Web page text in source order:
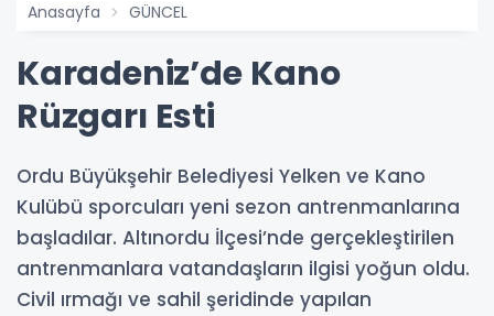
Anasayfa GÜNCEL
Karadeniz’de Kano
Rüzgarı Esti
Ordu Büyükşehir Belediyesi Yelken ve Kano
Kulübü sporcuları yeni sezon antrenmanlarına
başladılar. Altınordu İlçesi’nde gerçekleştirilen
antrenmanlara vatandaşların ilgisi yoğun oldu.
Civil ırmağı ve sahil şeridinde yapılan